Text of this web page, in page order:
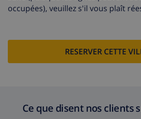
supplémentaire
énergétique
occupées), veuillez s'il vous plaît
RESERVER CETTE
Ce que disent nos clients